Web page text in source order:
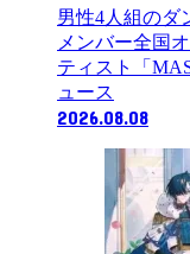
男性4人組のダ
メンバー全国
ティスト「
ュース
2026.08.08